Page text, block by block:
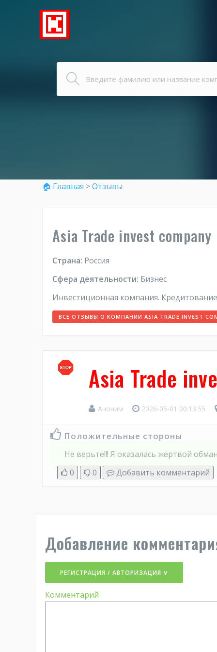
🏠 Главная >Отзывы
Asia Trade invest company
Страна: Россия
Сфера деятельности: Бизнес
Инвестиционная компания.
ВСЕ ОТЗЫВЫ О КОМПАНИИ ASIA TRADE INVEST
Asia Trade
Аноним 2026-05-01 00:13:55
Положительные стороны
Не верьте!!! Я оказалась жертвой
0
0 Добавить комментарий
Добавление
РЕГИСТРАЦИЯ / АВТОРИЗАЦИЯ ∨
Комментарий